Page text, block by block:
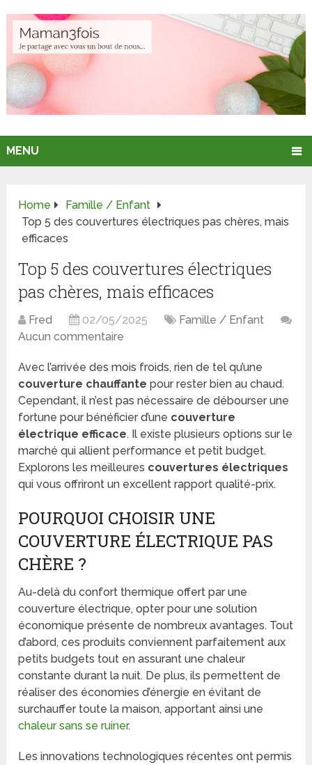
MENU
Home
Famille / Enfant
Top 5 des couvertures électriques pas chères, mais
efficaces
Top 5 des couvertures électriques
pas chères, mais efficaces
Fred 02/05/2025
Famille / Enfant
Aucun commentaire
Avec l’arrivée des mois froids, rien de tel qu’une
couverture chauffante pour rester bien au chaud.
Cependant, il n’est pas nécessaire de débourser une
fortune pour bénéficier d’une couverture
électrique efficace. Il existe plusieurs options sur le
marché qui allient performance et petit budget.
Explorons les meilleures couvertures électriques
qui vous offriront un excellent rapport qualité-prix.
POURQUOI CHOISIR UNE
COUVERTURE ÉLECTRIQUE PAS
CHÈRE ?
Au-delà du confort thermique offert par une
couverture électrique, opter pour une solution
économique présente de nombreux avantages. Tout
d’abord, ces produits conviennent parfaitement aux
petits budgets tout en assurant une chaleur
constante durant la nuit. De plus, ils permettent de
réaliser des économies d’énergie en évitant de
surchauffer toute la maison, apportant ainsi une
chaleur sans se ruiner.
Les innovations technologiques récentes ont permis